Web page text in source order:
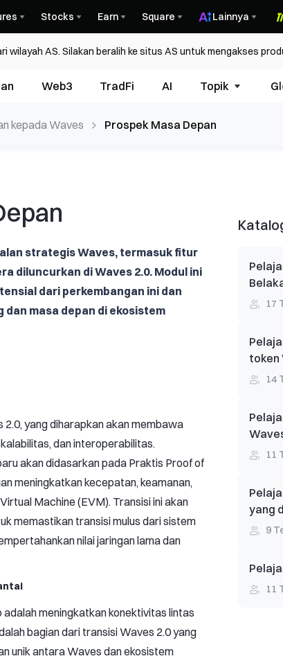
Stocks Earn Square Lainnya
wilayah AS. Silakan beralih ke situs AS untuk mengakses
Web3 TradFi AI Topik
kepada Waves Prospek Masa Depan
strategis Waves, termasuk fitur
diluncurkan di Waves 2.0. Modul ini
dari perkembangan ini dan
masa depan di ekosistem
yang diharapkan akan membawa
dan interoperabilitas.
akan didasarkan pada Praktis Proof of
meningkatkan kecepatan, keamanan,
Machine (EVM). Transisi ini akan
memastikan transisi mulus dari sistem
nilai jaringan lama dan
meningkatkan konektivitas lintas
bagian dari transisi Waves 2.0 yang
unik antara Waves dan ekosistem
17
token
14
11
yang
9
11